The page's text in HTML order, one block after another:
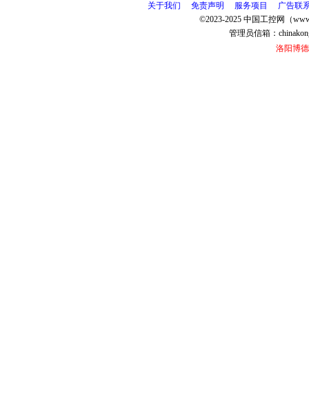
关于我们 免责声明 服务项目
广告联
©2023-2025 中国工控网（
管理员信箱：
洛阳博